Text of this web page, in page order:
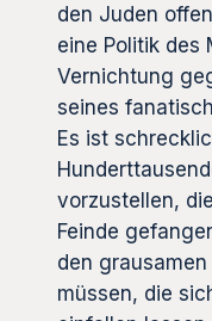
den Juden
eine Politik des
Vernichtung
seines
Es ist
vorzustellen,
Feinde
den
müssen, die